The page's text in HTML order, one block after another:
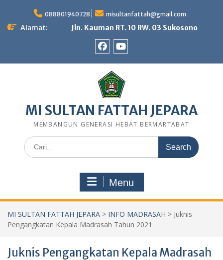
content
088801940728 misultanfattah@gmail.com
Alamat: Jln. Kauman RT. 10 RW. 03 Sukosono
MI SULTAN FATTAH JEPARA
MEMBANGUN GENERASI HEBAT BERMARTABAT
Search
for:
Menu
MI SULTAN FATTAH JEPARA > INFO MADRASAH > Juknis
Pengangkatan Kepala Madrasah Tahun 2021
Juknis Pengangkatan Kepala Madrasah